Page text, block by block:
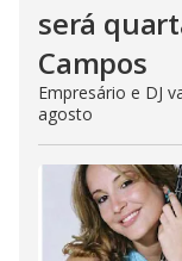
será
Campos
Empresário e DJ
agosto